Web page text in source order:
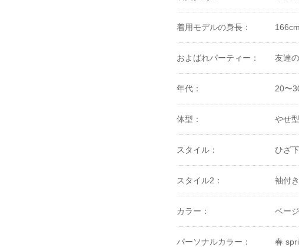
着用モデルの身長：
およばれパーティー： 友達
年代： 20〜
体型： やせ
スタイル： ひざ
スタイル2： 袖付き
カラー： ベー
パーソナルカラー： 春